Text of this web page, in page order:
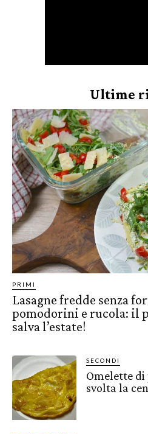
Ultime
PRIMI
Lasagne fredde senza
pomodorini e rucola: il
salva l’estate!
SECONDI
Omelette
svolta la